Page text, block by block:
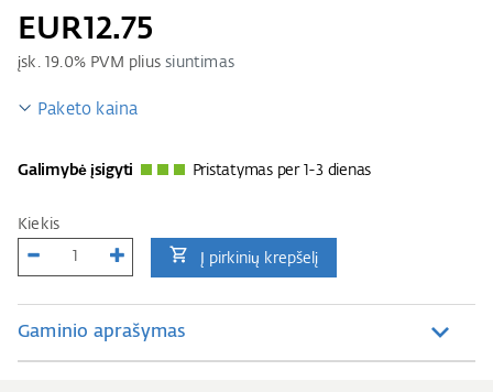
EUR12.75
įsk. 19.0% PVM pliussiuntimas
Paketo kaina
Galimybė įsigyti Pristatymas per 1-3 dienas
Kiekis
Į pirkinių krepšelį
Gaminio aprašymas